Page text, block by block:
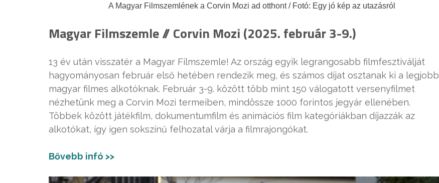
A Magyar Filmszemlének a Corvin Mozi ad otthont / Fotó: Egy jó kép az utazásról
Magyar Filmszemle // Corvin Mozi (2025. február 3-9.)
13 év után visszatér a Magyar Filmszemle! Az ország egyik legrangosabb filmfesztiválját
hagyományosan február első hetében rendezik meg, és számos díjat osztanak ki a legjobb
magyar filmes alkotóknak. Február 3-9. között több mint 150 válogatott versenyfilmet
nézhetünk meg a Corvin Mozi termeiben, mindössze 1000 forintos jegyár ellenében.
Többek között játékfilm, dokumentumfilm és animációs film kategóriákban díjazzák az
alkotókat, így igen sokszínű felhozatal várja a filmrajongókat.
Bővebb infó >>